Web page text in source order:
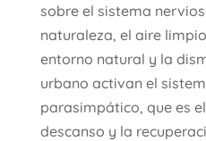
sobre el sistema
naturaleza, el aire
entorno natural y la
urbano activan el
parasimpático, que es
descanso y la